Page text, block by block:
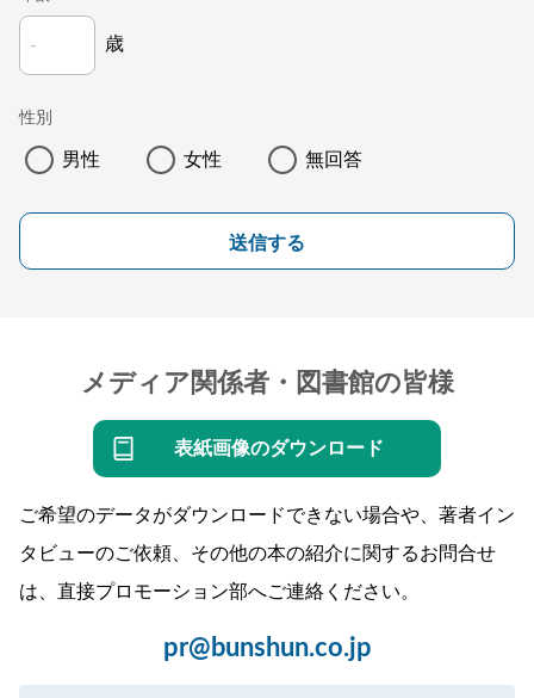
歳
性別
男性 女性 無回答
送信する
メディア関係者・図書館の皆様
表紙画像のダウンロード
ご希望のデータがダウンロードできない場合や、著者イン
タビューのご依頼、その他の本の紹介に関するお問合せ
は、直接プロモーション部へご連絡ください。
pr@bunshun.co.jp